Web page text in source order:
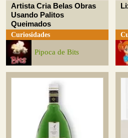
Artista Cria Belas Obras
Usando Palitos
Queimados
Curiosidades
Pipoca de Bits